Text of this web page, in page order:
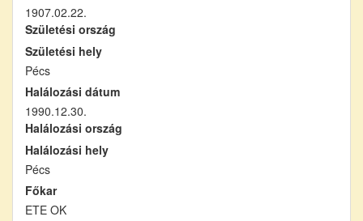
1907.02.22.
Születési ország
Születési hely
Pécs
Halálozási dátum
1990.12.30.
Halálozási ország
Halálozási hely
Pécs
Főkar
ETE OK